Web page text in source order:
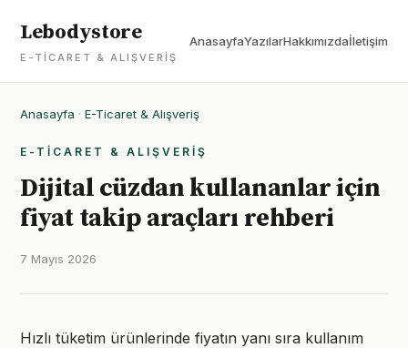
Lebodystore
E-TICARET & ALIŞVERIŞ
AnasayfaYazılarHakkımızdaİletişim
Anasayfa · E-Ticaret & Alışveriş
E-TICARET & ALIŞVERIŞ
Dijital cüzdan kullananlar için
fiyat takip araçları rehberi
7 Mayıs 2026
Hızlı tüketim ürünlerinde fiyatın yanı sıra kullanım